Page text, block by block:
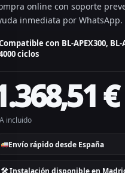
online con soporte
inmediata por WhatsApp.
con BL-APEX300, BL-
ciclos
€
incluido
Envío rápido desde España
🛠 Instalación disponible en